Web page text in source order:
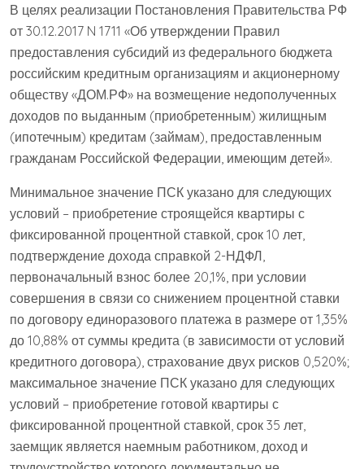
В целях реализации Постановления Правительства РФ
от 30.12.2017 N 1711 «Об утверждении Правил
предоставления субсидий из федерального бюджета
российским кредитным организациям и акционерному
обществу «ДОМ.РФ» на возмещение недополученных
доходов по выданным (приобретенным) жилищным
(ипотечным) кредитам (займам), предоставленным
гражданам Российской Федерации, имеющим детей».
Минимальное значение ПСК указано для следующих
условий – приобретение строящейся квартиры с
фиксированной процентной ставкой, срок 10 лет,
подтверждение дохода справкой 2-НДФЛ,
первоначальный взнос более 20,1%, при условии
совершения в связи со снижением процентной ставки
по договору единоразового платежа в размере от 1,35%
до 10,88% от суммы кредита (в зависимости от условий
кредитного договора), страхование двух рисков 0,520%;
максимальное значение ПСК указано для следующих
условий – приобретение готовой квартиры с
фиксированной процентной ставкой, срок 35 лет,
заемщик является наемным работником, доход и